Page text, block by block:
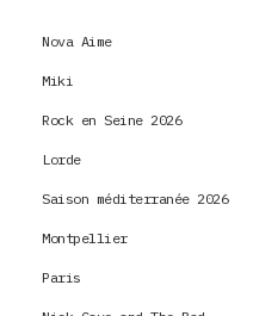
Nova Aime
Miki
Rock en Seine 2026
Lorde
Saison méditerranée 2026
Montpellier
Paris